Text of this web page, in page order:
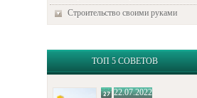
Строительство своими руками
ТОП 5 СОВЕТОВ
22.07.2022